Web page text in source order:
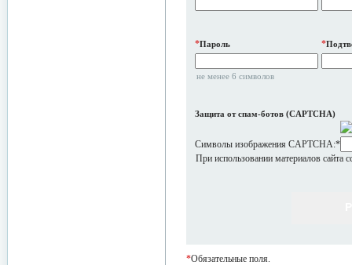
*Пароль
не менее 6 символов
*
Защита от спам-ботов (CAPTCHA)
Символы изображения CAPTCHA:*
При использовании материалов сайта
*Обязательные поля.